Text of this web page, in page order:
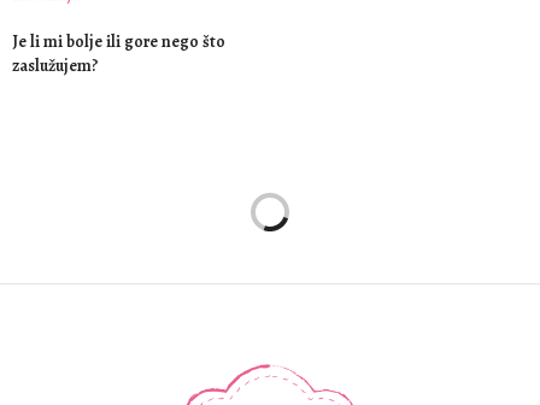
Je li mi bolje ili gore nego što
zaslužujem?